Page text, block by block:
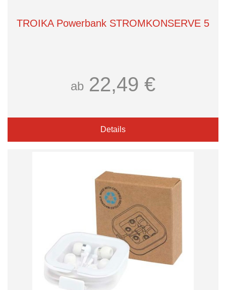
TROIKA Powerbank STROMKONSERVE 5
ab 22,49 €
Details